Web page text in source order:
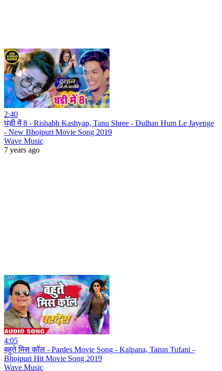
2:40
घड़ी में 8 - Rishabh Kashyap, Tanu Shree - Dulhan Hum Le Jayenge
- New Bhojpuri Movie Song 2019
Wave Music
7 years ago
4:05
बहुते मिस कॉल - Pardes Movie Song - Kalpana, Tarun Tufani -
Bhojpuri Hit Movie Song 2019
Wave Music